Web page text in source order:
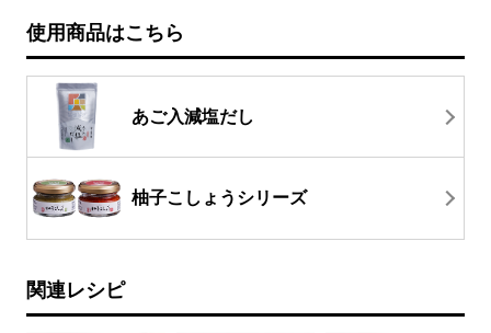
使用商品はこちら
あご入減塩だし
柚子こしょうシリーズ
関連レシピ